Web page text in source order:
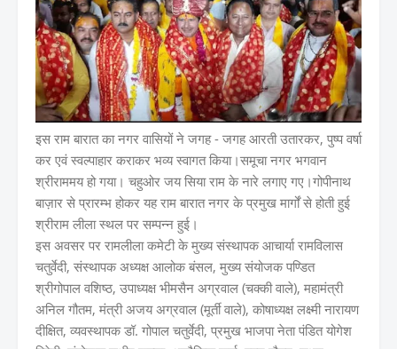
इस राम बारात का नगर वासियों ने जगह - जगह आरती उतारकर, पुष्प वर्षा
कर एवं स्वल्पाहार कराकर भव्य स्वागत किया।समूचा नगर भगवान
श्रीराममय हो गया। चहुओर जय सिया राम के नारे लगाए गए।गोपीनाथ
बाज़ार से प्रारम्भ होकर यह राम बारात नगर के प्रमुख मार्गों से होती हुई
श्रीराम लीला स्थल पर सम्पन्न हुई।
इस अवसर पर रामलीला कमेटी के मुख्य संस्थापक आचार्या रामविलास
चतुर्वेदी, संस्थापक अध्यक्ष आलोक बंसल, मुख्य संयोजक पण्डित
श्रीगोपाल वशिष्ठ, उपाध्यक्ष भीमसैन अग्रवाल (चक्की वाले), महामंत्री
अनिल गौतम, मंत्री अजय अग्रवाल (मूर्ती वाले), कोषाध्यक्ष लक्ष्मी नारायण
दीक्षित, व्यवस्थापक डॉ. गोपाल चतुर्वेदी, प्रमुख भाजपा नेता पंडित योगेश